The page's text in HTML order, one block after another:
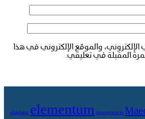
والموقع الإلكتروني في هذا
المقبلة في تعليقي.
aliquam elementum interpretaris